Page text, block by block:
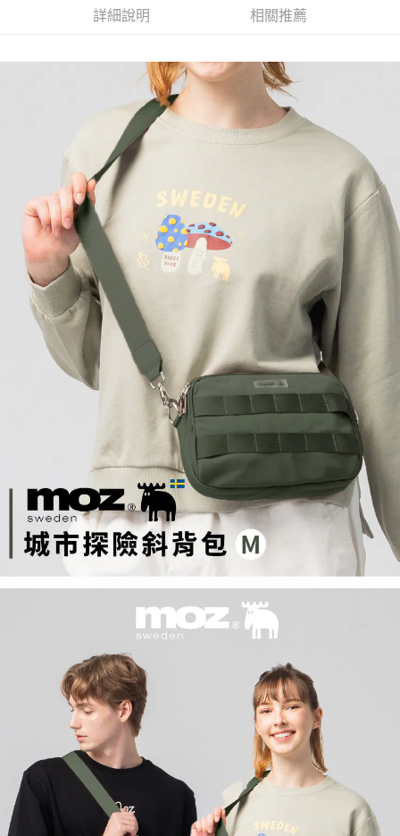
【繳款方式說明】
2.透過簡訊連結打開帳單後，可選擇「超商條碼／台灣大直營門市／銀行轉
帳／街口支付／iPASS MONEY」等通路繳費。
1.本服務係由「台灣大哥大股份有限公司」（以下簡稱本公司）所提供，讓
用戶於交易時，得透過本服務購買商品或服務，並由商店將買賣／分期付款
買賣價金債權讓與本公司後，依約使用本公司帳單繳交帳款。
2.基於同意付款使用「大哥付你分期」之契約關係目的，商店將以您的個人
資料（包含姓名、電話或地址）提供予台灣大哥大進項蒐集、處理及利用，
由本公司與您本人進行分期帳單所需資料之確認、核對及更正。
3.完整用戶服務條款，請詳閱以下連結：https://oppay.tw/userRule
３．安心：先確認商品／服務後，再付款。
結帳頁面，進行簡訊認證並確認金額後，即可完成結帳。
２．訂單成立數日內，您將收到繳費通知簡訊。
３．收到繳費通知簡訊後14天內，點擊此簡訊中的連結，可透過四大超商／
ATM／網路銀行／等多元方式進行付款，方視為交易完成。
※ 請注意：結帳手續完成當下不需立刻繳費，但若您需要取消訂單，請聯絡
購買商品的店家。未經商家同意取消之訂單仍視為有效，需透過AFTEE先享
後付繳納相關費用。
※ 交易是否成功請以「AFTEE先享後付 」之結帳頁面顯示為準，若有關於
是否繳費成功／繳費後需取消欲退款等相關疑問，請聯繫「AFTEE先享後付
客戶支援中心」 https://netprotections.freshdesk.com/support/home
【注意事項】
１．透過由恩沛科技股份有限公司提供之「AFTEE先享後付」服務完成之交
易，需依本服務之必要範圍內提供個人資料，並將交易相關給付款項請求債
權轉讓予恩沛科技股份有限公司。
２．關於個人資料處理事宜，請瀏覽以下網址：
https://aftee.tw/terms/#terms3
３．未成年的使用者請事先徵得法定代理人或監護人之同意方可使用
「AFTEE先享後付」，若未經同意申辦者引起之損失，本公司不負相關責
４．使用「AFTEE先享後付」時，將依據個別帳號之用戶狀況，依本公司即
時審查核予不同之上限額度；若仍有額度不足之情形，本公司將視審查結果
５．嚴禁一人註冊多個帳號或使用他人資訊註冊。若發現惡意使用之情形，
恩沛科技股份有限公司將有權停止該用戶之使用額度並採取法律行動。
付款後全家取貨
每筆NT$70，滿NT$899(含以上)免運費
每筆NT$100，滿NT$1,000(含以上)免運費
京站台北店客服中心(1F星巴克旁) 即日起不提供京站紙袋，取件時
請自備購物袋，若需購買紙袋可現場詢問
免運費
詳細說明 相關推薦